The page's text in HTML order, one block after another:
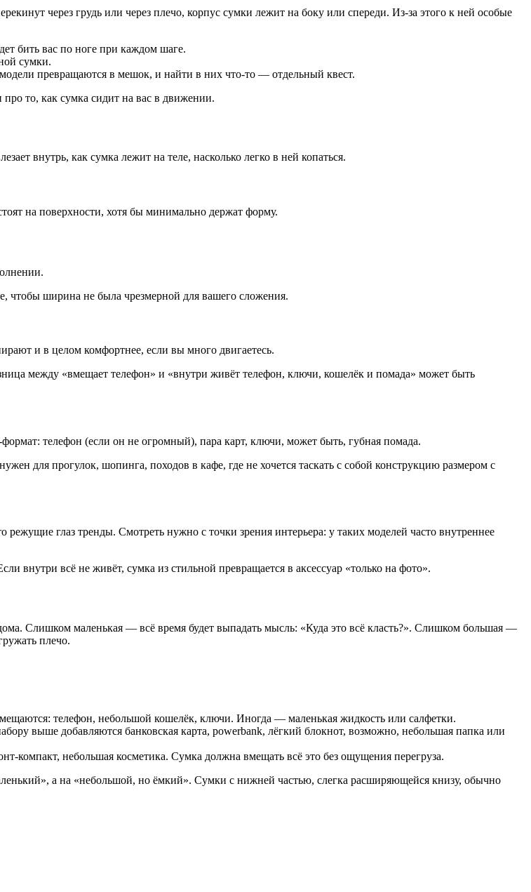
через грудь или через плечо, корпус сумки лежит на боку или спереди. Из-за этого к ней особые
бить вас по ноге при каждом шаге.
сумки.
превращаются в мешок, и найти в них что-то — отдельный квест.
то, как сумка сидит на вас в движении.
внутрь, как сумка лежит на теле, насколько легко в ней копаться.
на поверхности, хотя бы минимально держат форму.
чтобы ширина не была чрезмерной для вашего сложения.
и в целом комфортнее, если вы много двигаетесь.
между «вмещает телефон» и «внутри живёт телефон, ключи, кошелёк и помада» может быть
телефон (если он не огромный), пара карт, ключи, может быть, губная помада.
для прогулок, шопинга, походов в кафе, где не хочется таскать с собой конструкцию размером с
глаз тренды. Смотреть нужно с точки зрения интерьера: у таких моделей часто внутреннее
внутри всё не живёт, сумка из стильной превращается в аксессуар «только на фото».
Слишком маленькая — всё время будет выпадать мысль: «Куда это всё класть?». Слишком большая —
плечо.
телефон, небольшой кошелёк, ключи. Иногда — маленькая жидкость или салфетки.
выше добавляются банковская карта, powerbank, лёгкий блокнот, возможно, небольшая папка или
компакт, небольшая косметика. Сумка должна вмещать всё это без ощущения перегруза.
а на «небольшой, но ёмкий». Сумки с нижней частью, слегка расширяющейся книзу, обычно